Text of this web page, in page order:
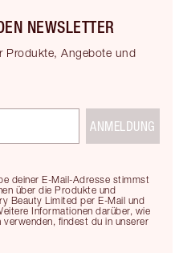
NEWSLETTER
Produkte, Angebote und
deiner E-Mail-Adresse stimmst
über die Produkte und
Beauty Limited per E-Mail und
Informationen darüber, wie
findest du in unserer
ANMELDUNG